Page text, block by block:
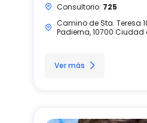
Consultorio: 725
Camino de Sta. Teresa
Padierna, 10700 Ciudad
Ver más